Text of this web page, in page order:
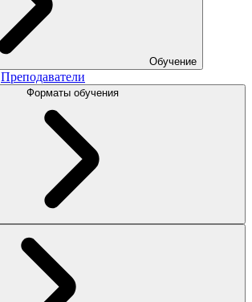
Обучение
Преподаватели
Форматы обучения